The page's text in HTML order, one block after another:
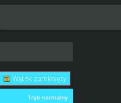
Wątek zamknięty
Tryb normalny